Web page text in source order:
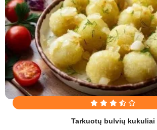
Tarkuotų bulvių kukuliai